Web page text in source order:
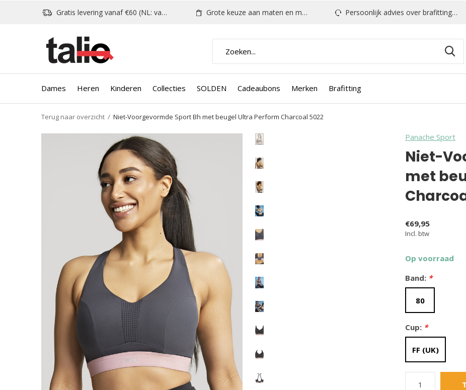
Dames Heren Kinderen Collecties SOLDEN Cadeaubons Merken Brafitting
Gratis levering vanaf €60 (NL: vanaf €80) Grote keuze aan maten en modellen Persoonlijk advies over brafitting & meer
Terug naar overzicht Niet-Voorgevormde Sport Bh met beugel Ultra Perform Charcoal 5022
Panache Sport
Niet-
met
€69,95
Incl. btw
Op voorraad
Band: *
80
Cup: *
FF (UK)